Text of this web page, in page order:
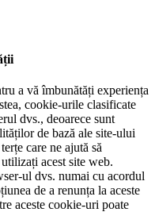
a vă îmbunătăți experiența
cookie-urile clasificate
dvs., deoarece sunt
de bază ale site-ului
care ne ajută să
acest site web.
ul dvs. numai cu acordul
de a renunța la aceste
aceste cookie-uri poate